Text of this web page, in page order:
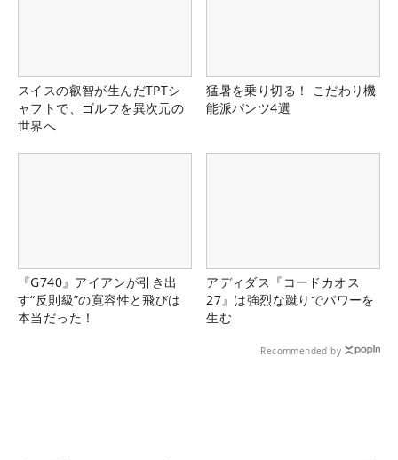
スイスの叡智が生んだTPTシ
ャフトで、ゴルフを異次元の
世界へ
猛暑を乗り切る！ こだわり機
能派パンツ4選
『G740』アイアンが引き出
す“反則級”の寛容性と飛びは
本当だった！
アディダス『コードカオス
27』は強烈な蹴りでパワーを
生む
Recommended by